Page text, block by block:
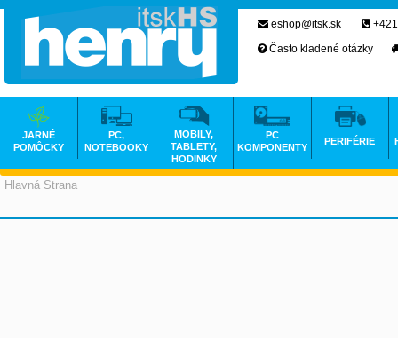
Hlavná Strana
eshop@itsk.sk
Často kladené otázky
JARNÉ
POMÔCKY
PC,
NOTEBOOKY
MOBILY,
TABLETY,
HODINKY
PC
KOMPONENTY
PERIFÉRIE